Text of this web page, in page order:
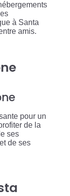
à Santa
amis.
pour un
de la
ses
de ses